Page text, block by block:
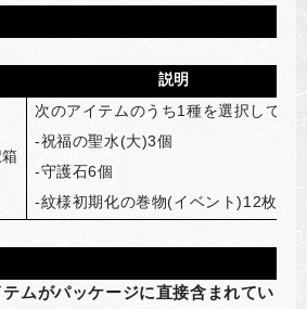
説明
次のアイテムのうち1種を選択して獲
-祝福の聖水(大)3個
-守護石6個
-紋様初期化の巻物(イベント)12枚
テムがパッケージに直接含まれてい